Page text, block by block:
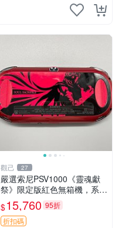
觀己 27
嚴選索尼PSV1000《靈魂獻
祭》限定版紅色無箱機，系統
3.65，功能完好。屏幕、攝像
頭、按鍵及搖桿皆正常運作。
靈魂獻祭 限定版 PSV1000 紅
$15,760 95折
折扣碼